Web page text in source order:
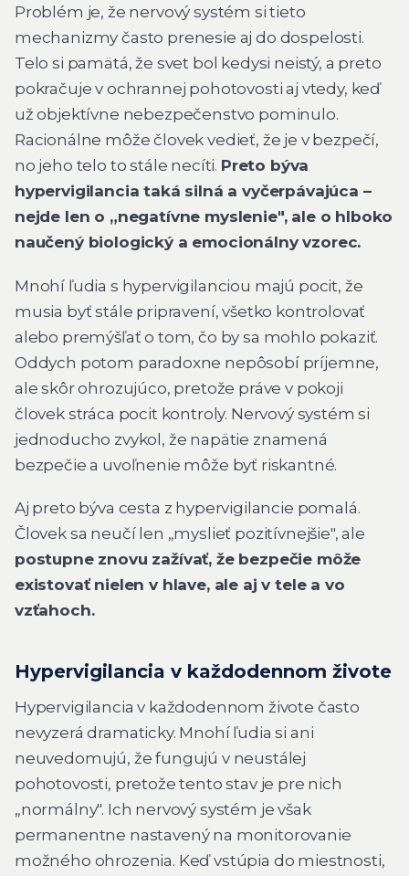
Problém je, že nervový systém si tieto
mechanizmy často prenesie aj do dospelosti.
Telo si pamätá, že svet bol kedysi neistý, a preto
pokračuje v ochrannej pohotovosti aj vtedy, keď
už objektívne nebezpečenstvo pominulo.
Racionálne môže človek vedieť, že je v bezpečí,
no jeho telo to stále necíti. Preto býva
hypervigilancia taká silná a vyčerpávajúca –
nejde len o „negatívne myslenie", ale o hlboko
naučený biologický a emocionálny vzorec.
Mnohí ľudia s hypervigilanciou majú pocit, že
musia byť stále pripravení, všetko kontrolovať
alebo premýšľať o tom, čo by sa mohlo pokaziť.
Oddych potom paradoxne nepôsobí príjemne,
ale skôr ohrozujúco, pretože práve v pokoji
človek stráca pocit kontroly. Nervový systém si
jednoducho zvykol, že napätie znamená
bezpečie a uvoľnenie môže byť riskantné.
Aj preto býva cesta z hypervigilancie pomalá.
Človek sa neučí len „myslieť pozitívnejšie", ale
postupne znovu zažívať, že bezpečie môže
existovať nielen v hlave, ale aj v tele a vo
vzťahoch.
Hypervigilancia v každodennom živote
Hypervigilancia v každodennom živote často
nevyzerá dramaticky. Mnohí ľudia si ani
neuvedomujú, že fungujú v neustálej
pohotovosti, pretože tento stav je pre nich
„normálny". Ich nervový systém je však
permanentne nastavený na monitorovanie
možného ohrozenia. Keď vstúpia do miestnosti,